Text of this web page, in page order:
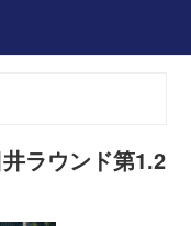
ラウンド第1.2